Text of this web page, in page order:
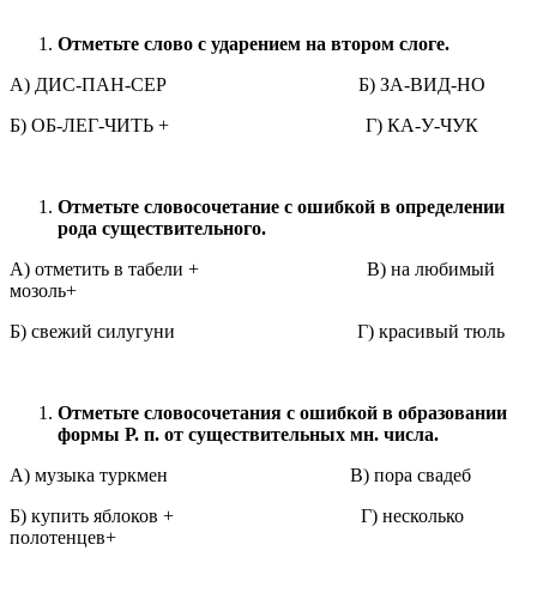
Отметьте слово с ударением на втором слоге.
А) ДИС-ПАН-СЕР Б) ЗА-ВИД-НО
Б) ОБ-ЛЕГ-ЧИТЬ + Г) КА-У-ЧУК
Отметьте словосочетание с ошибкой в определении
рода существительного.
А) отметить в табели + В) на любимый
мозоль+
Б) свежий силугуни Г) красивый тюль
Отметьте словосочетания с ошибкой в образовании
формы Р. п. от существительных мн. числа.
А) музыка туркмен В) пора свадеб
Б) купить яблоков + Г) несколько
полотенцев+